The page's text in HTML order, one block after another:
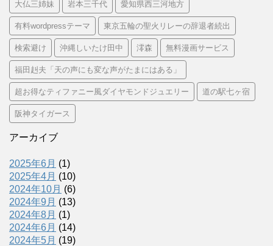
大仏三姉妹 岩本三千代 愛知県西三河地方
有料wordpressテーマ 東京五輪の聖火リレーの辞退者続出
検索避け 沖縄しいたけ田中 澪森 無料漫画サービス
福田赳夫「天の声にも変な声がたまにはある」
超お得なティファニー風ダイヤモンドジュエリー 道の駅七ヶ宿
阪神タイガース
アーカイブ
2025年6月 (1)
2025年4月 (10)
2024年10月 (6)
2024年9月 (13)
2024年8月 (1)
2024年6月 (14)
2024年5月 (19)